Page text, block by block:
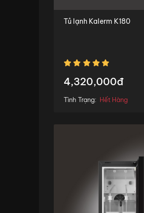
Tủ lạnh Kalerm K180
4,320,000đ
Tình Trạng: Hết Hàng